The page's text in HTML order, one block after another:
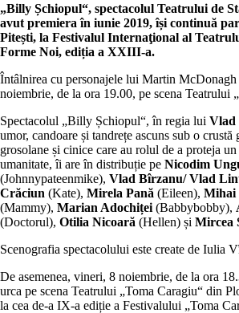
„Billy Șchiopul“, spectacolul Teatrului de
avut premiera în iunie 2019, își continuă
Pitești, la Festivalul Internaţional al
Forme Noi, ediția a XXIII-a.
Întâlnirea cu personajele lui Martin
noiembrie, de la ora 19.00, pe scena Teatrului
Spectacolul „Billy Șchiopul“, în regia lui Vlad
umor, candoare și tandrețe ascuns sub o crustă
grosolane și cinice care au rolul de a proteja
umanitate, îi are în distribuție pe Nicodim
(Johnnypateenmike), Vlad Bîrzanu/Vlad
Crăciun (Kate), Mirela Pană (Eileen), Mihai
(Mammy), Marian Adochiței (Babbybobby),
(Doctorul), Otilia Nicoară (Hellen) și Mircea
Scenografia spectacolului este create de Iulia
De asemenea, vineri, 8 noiembrie, de la ora
urca pe scena Teatrului „Toma Caragiu“ din
la cea de-a IX-a ediție a Festivalului „Toma